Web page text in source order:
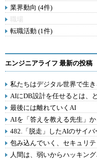
業界動向 (4件)
職場
転職活動 (1件)
エンジニアライフ 最新の投稿
私たちはデジタル世界で生
AIにDB設計を任せるとは、
最後には離れていくAI
AIを「答えを教える先生」
482.「脱走」したAIのサイバ
包み込んでいく、セキュリテ
人間は、弱いからハッキン